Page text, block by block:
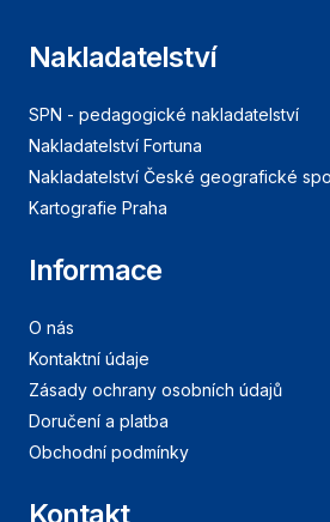
Nakladatelství
SPN - pedagogické nakladatelství
Nakladatelství Fortuna
Nakladatelství České geografické
Kartografie Praha
Informace
O nás
Kontaktní údaje
Zásady ochrany osobních údajů
Doručení a platba
Obchodní podmínky
Kontakt